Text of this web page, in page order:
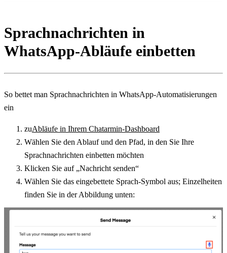
Sprachnachrichten in
WhatsApp-Abläufe einbetten
So bettet man Sprachnachrichten in WhatsApp-Automatisierungen
ein
zuAbläufe in Ihrem Chatarmin-Dashboard
Wählen Sie den Ablauf und den Pfad, in den Sie Ihre
Sprachnachrichten einbetten möchten
Klicken Sie auf „Nachricht senden“
Wählen Sie das eingebettete Sprach-Symbol aus; Einzelheiten
finden Sie in der Abbildung unten: